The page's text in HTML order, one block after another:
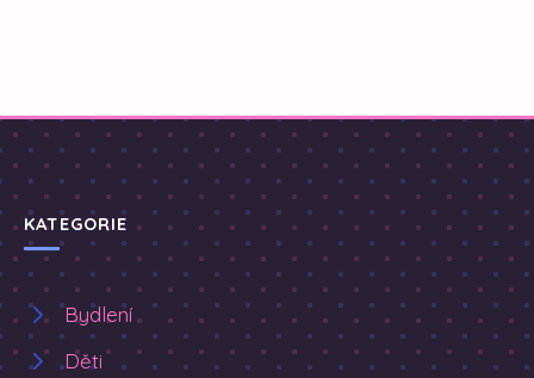
KATEGORIE
Bydlení
Děti